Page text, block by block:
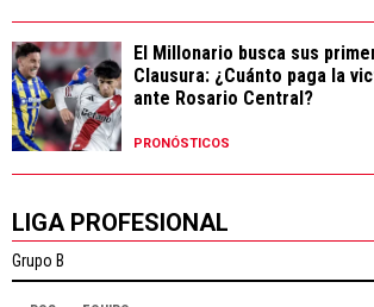
El Millonario busca sus
Clausura: ¿Cuánto paga la
ante Rosario Central?
PRONÓSTICOS
LIGA PROFESIONAL